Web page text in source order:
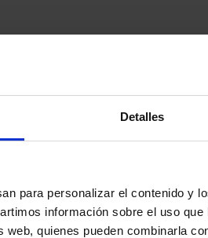
Detalles
para personalizar el contenido y
información sobre el uso
quienes pueden combinarla